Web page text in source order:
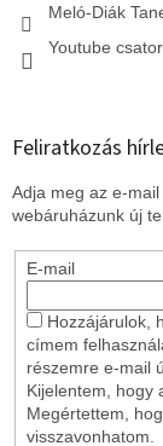
Meló-Diák
Youtube
Feliratkozás
Adja meg az e-
webáruházunk új
E-mail
Hozzájárulok,
címem
részemre e-mail
Kijelentem, hogy
Megértettem,
visszavonhatom.